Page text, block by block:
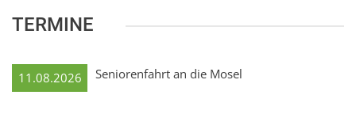
TERMINE
11.08.2026 Seniorenfahrt an die Mosel